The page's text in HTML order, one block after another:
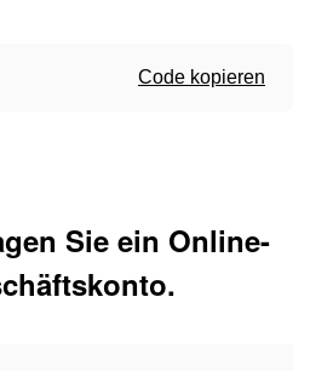
Code kopieren
Sie ein Online-